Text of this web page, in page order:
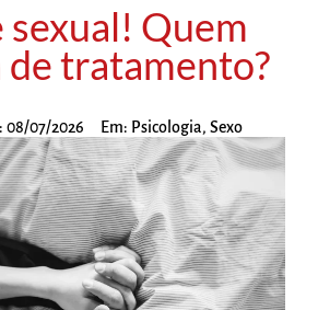
sexual! Quem
de tratamento?
08/07/2026 Em: Psicologia, Sexo